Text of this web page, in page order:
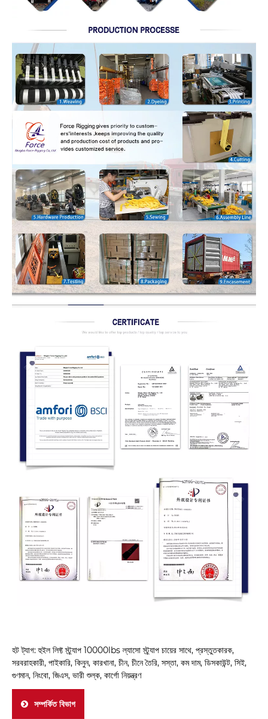
হট ট্যাগ: হুইল লিফ্ট স্ট্র্যাপ 10000lbs ল্যাসো স্ট্র্যাপ চায়ের সাথে, প্রস্তুতকারক,
সরবরাহকারী, পাইকারি, কিনুন, কারখানা, চীন, চীনে তৈরি, সস্তা, কম দাম, ডিসকাউন্ট, সিই,
গুণমান, নিংবো, জিএস, ভারী শুল্ক, কার্গো নিয়ন্ত্রণ
সম্পর্কিত বিভাগ